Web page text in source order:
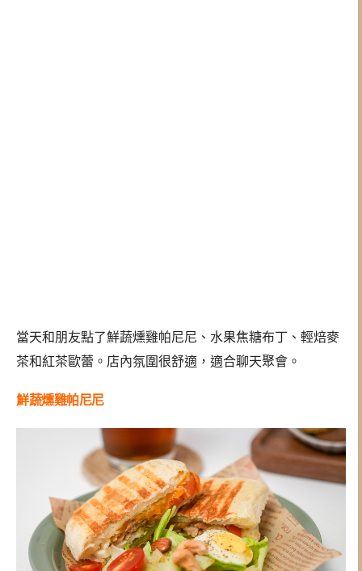
當天和朋友點了鮮蔬燻雞帕尼尼、水果焦糖布丁、輕焙麥
茶和紅茶歐蕾。店內氛圍很舒適，適合聊天聚會。
鮮蔬燻雞帕尼尼